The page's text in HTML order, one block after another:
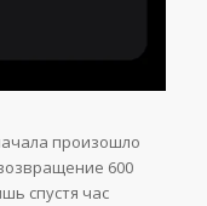
произошло
600
спустя час